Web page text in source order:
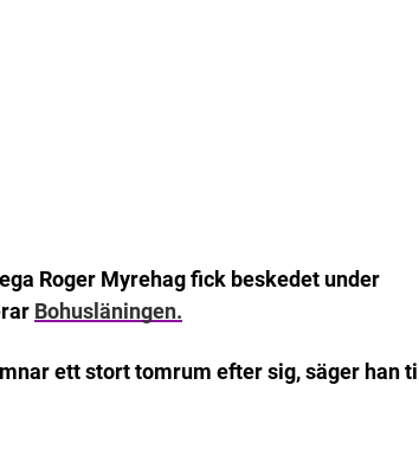
Roger Myrehag fick beskedet under
Bohusläningen.
ett stort tomrum efter sig, säger han till